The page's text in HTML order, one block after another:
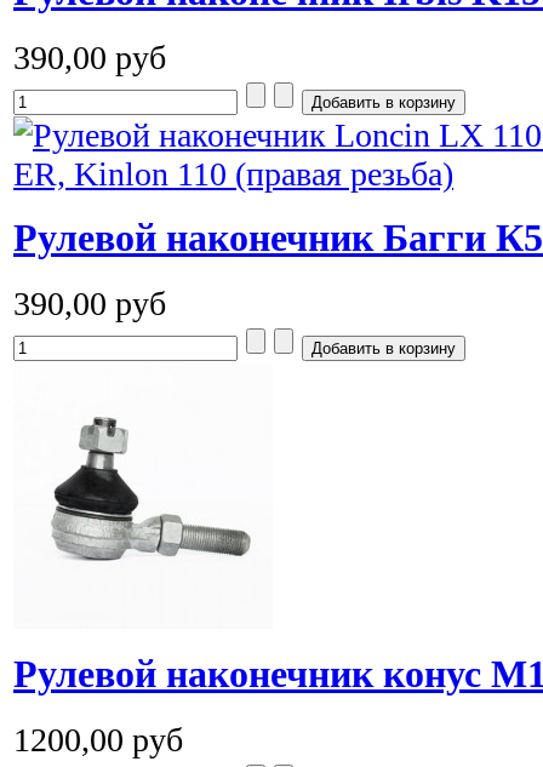
390,00 руб
Рулевой наконечник Багги
390,00 руб
Рулевой наконечник конус
1200,00 руб